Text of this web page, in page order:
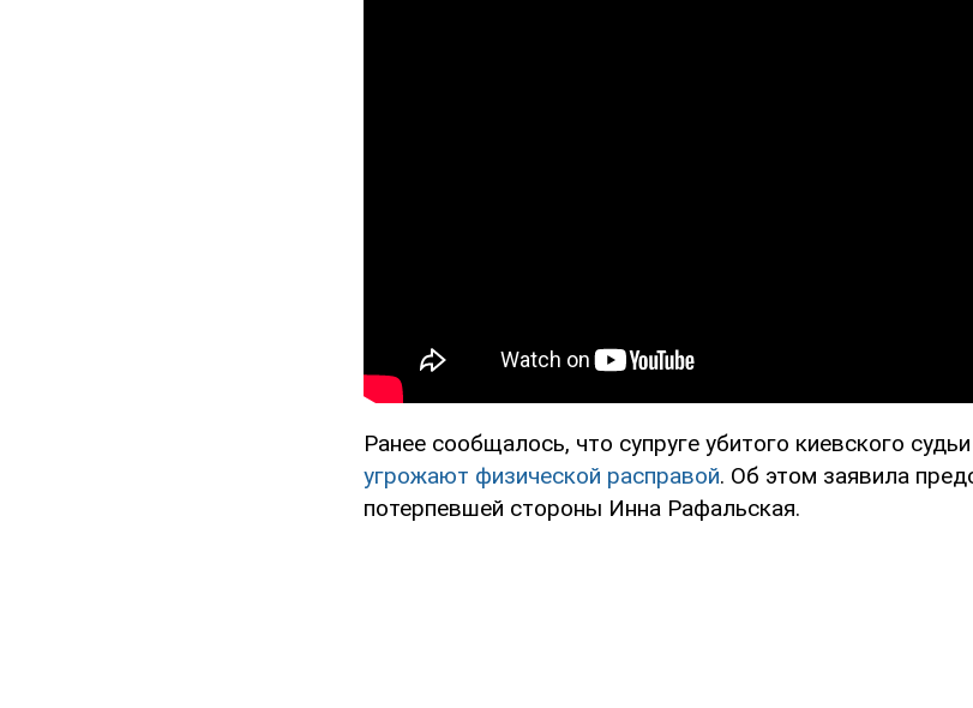
Ранее сообщалось, что супруге убитого киевского
угрожают физической расправой. Об этом заявила
потерпевшей стороны Инна Рафальская.